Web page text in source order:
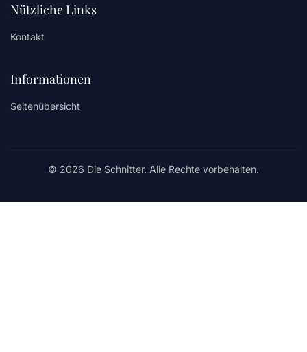
Nützliche Links
Kontakt
Informationen
Seitenübersicht
© 2026 Die Schnitter. Alle Rechte vorbehalten.